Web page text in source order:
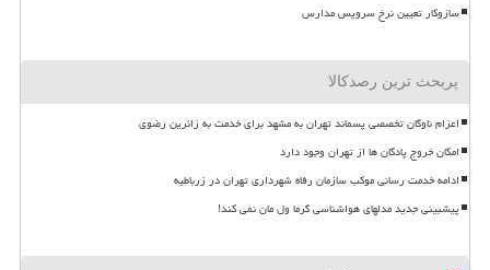
سازوکار تعیین نرخ سرویس مدارس
پربحث ترین رصدکالا
اعزام ناوگان تخصصی پسماند تهران به مشهد برای خدمت به زائرین رضوی
امکان خروج پادگان ها از تهران وجود دارد
ادامه خدمت رسانی موکب سازمان رفاه شهرداری تهران در زرباطیه
پیشبینی جدید مدلهای هواشناسی گرما ول مان نمی کند!